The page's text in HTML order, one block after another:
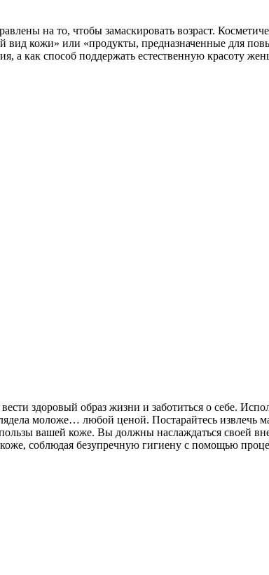
на то, чтобы замаскировать возраст.
кожи» или «продукты, предназначенные для
а как способ поддержать естественную красоту
здоровый образ жизни и заботиться о себе.
моложе… любой ценой. Постарайтесь извлечь
вашей коже. Вы должны наслаждаться своей
коже, соблюдая безупречную гигиену с помощью